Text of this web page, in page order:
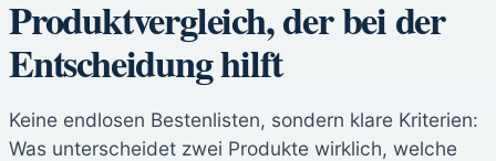
Produktvergleich, der bei der
Entscheidung hilft
Keine endlosen Bestenlisten, sondern klare Kriterien:
Was unterscheidet zwei Produkte wirklich, welche